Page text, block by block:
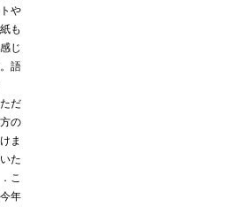
や
も
じ
語
だ
の
ま
た
こ
年